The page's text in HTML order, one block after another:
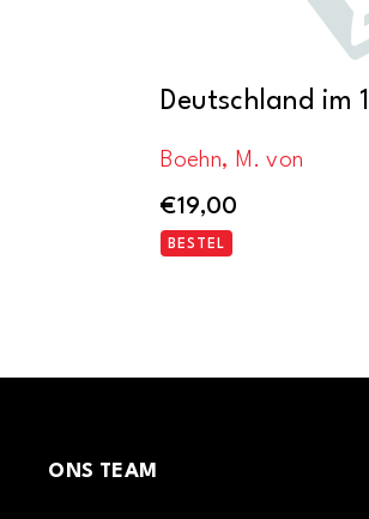
Deutschland im
Boehn, M. von
€19,00
BESTEL
ONS TEAM